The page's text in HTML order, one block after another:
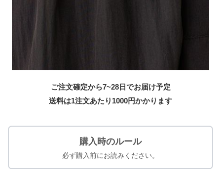
ご注文確定から7~28日でお届け予定
送料は1注文あたり 1000円かかります
購入時のルール
必ず購入前にお読みください。